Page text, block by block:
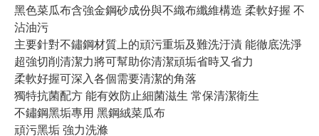
黑色菜瓜布含強金鋼砂成份與不織布纖維構造 柔軟好握 不
沾油污
主要針對不鏽鋼材質上的頑污重垢及難洗汙漬 能徹底洗淨
超強切削清潔力將可幫助你清潔頑垢省時又省力
柔軟好握可深入各個需要清潔的角落
獨特抗菌配方 能有效防止細菌滋生 常保清潔衛生
不鏽鋼黑垢專用 黑鋼絨菜瓜布
頑污黑垢 強力洗滌